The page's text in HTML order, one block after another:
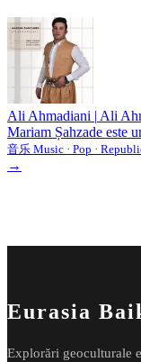
Ali Ahmadiani |
Mariam Șahzade este
音乐 Music · Pop ·
→
Eurasia
Explorări geoculturale